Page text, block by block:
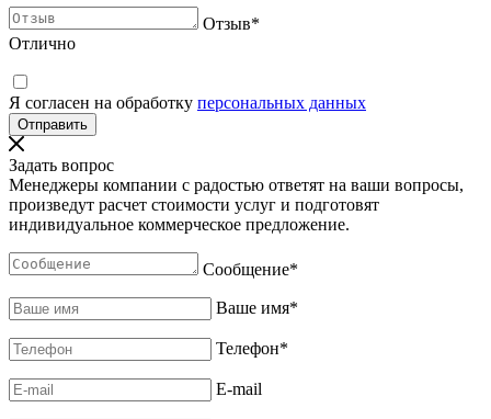
Отзыв*
Отлично
Я согласен на обработку персональных данных
Задать вопрос
Менеджеры компании с радостью ответят на ваши вопросы,
произведут расчет стоимости услуг и подготовят
индивидуальное коммерческое предложение.
Сообщение*
Ваше имя*
Телефон*
E-mail